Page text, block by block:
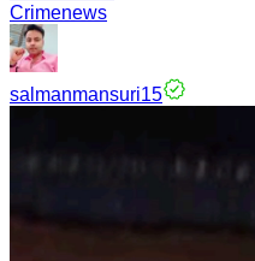
Crimenews
salmanmansuri15